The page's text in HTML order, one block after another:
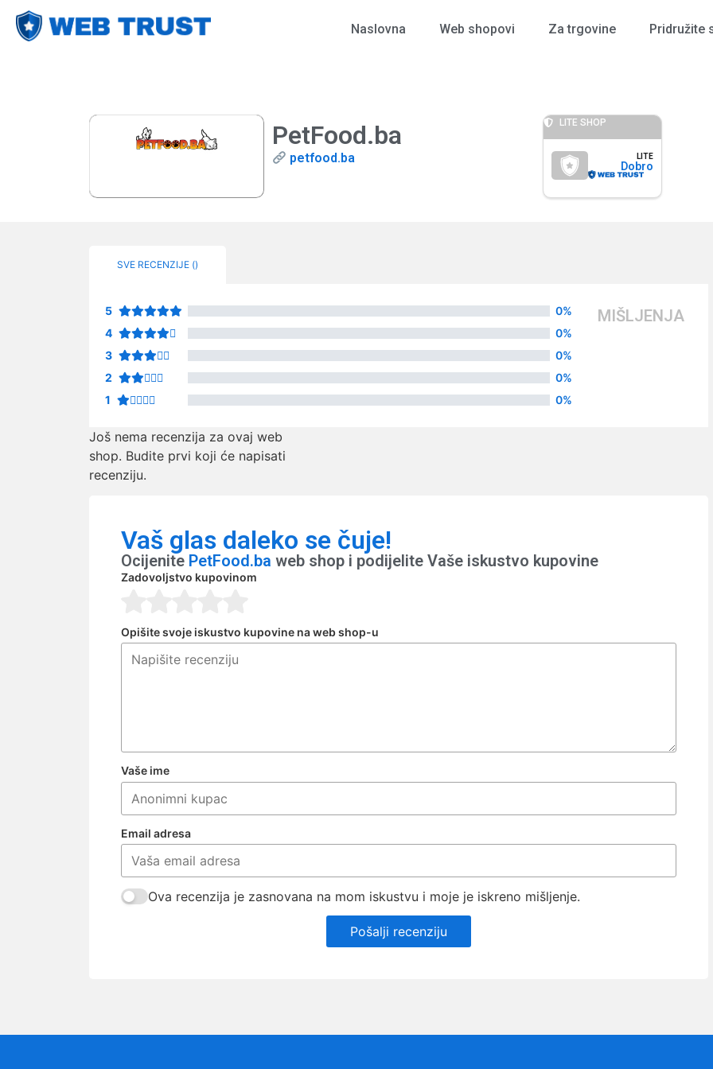
Naslovna Web shopovi Za trgovine Pridružite
PetFood.ba
petfood.ba
LITE SHOP
LITE
Dobro
SVE RECENZIJE ()
5
0%
4
0%
3
0%
2
0%
1
0%
MIŠLJENJA
Još nema recenzija za ovaj web
shop. Budite prvi koji će napisati
recenziju.
Vaš glas daleko se čuje!
Ocijenite PetFood.ba web shop i podijelite Vaše iskustvo kupovine
Zadovoljstvo kupovinom
Opišite svoje iskustvo kupovine na web shop-u
Vaše ime
Email adresa
Ova recenzija je zasnovana na mom iskustvu i moje je iskreno mišljenje.
Pošalji recenziju